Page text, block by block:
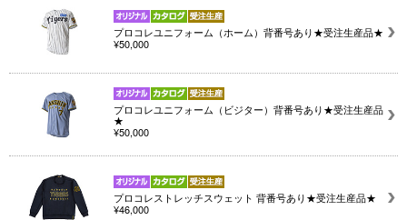
プロコレユニフォーム（ホーム）背番号あり★受注生産品★
¥50,000
プロコレユニフォーム（ビジター）背番号あり★受注生産品
★
¥50,000
プロコレストレッチスウェット 背番号あり★受注生産品★
¥46,000